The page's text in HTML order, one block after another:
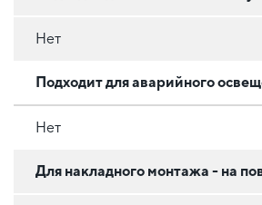
Нет
Подходит для аварийного
Нет
Для накладного монтажа - на